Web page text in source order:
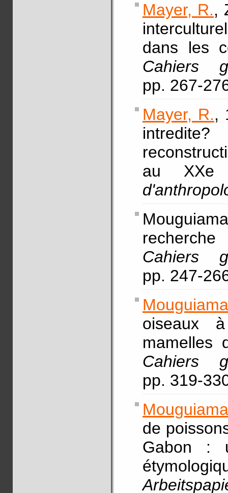
Mayer, R.,
dans les
Cahiers
pp. 267-
Mayer, R.,
au
Cahiers
pp. 247-
oiseaux
mamelles
Cahiers
pp. 319-
de
Gabon :